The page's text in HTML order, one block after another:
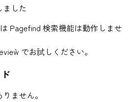
した
Pagefind 検索機能は動作しませ
でお試しください。
ません。